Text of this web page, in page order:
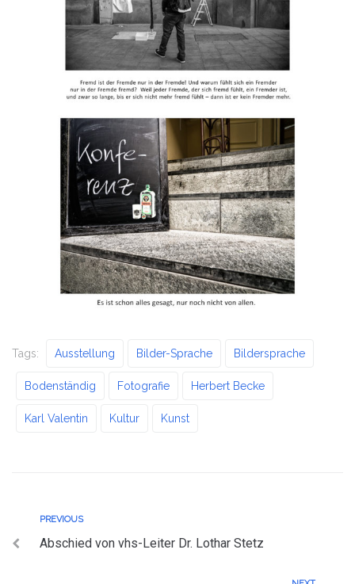
Tags: Ausstellung Bilder-Sprache Bildersprache
Bodenständig Fotografie Herbert Becke
Karl Valentin Kultur Kunst
PREVIOUS
Abschied von vhs-Leiter Dr. Lothar Stetz